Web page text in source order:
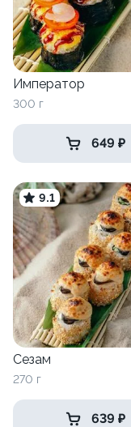
Император
300 г
649 ₽
9.1
Сезам
270 г
639 ₽